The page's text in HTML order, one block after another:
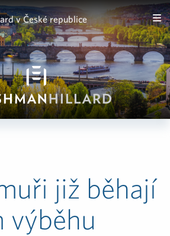
v České republice
již běhají
výběhu